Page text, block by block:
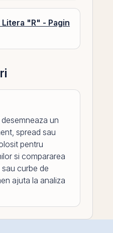
"R" - Pagin
un
spread sau
pentru
si compararea
curbe de
ajuta la analiza